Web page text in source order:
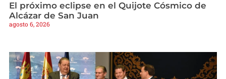
El próximo eclipse en el Quijote Cósmico de
Alcázar de San Juan
agosto 6, 2026